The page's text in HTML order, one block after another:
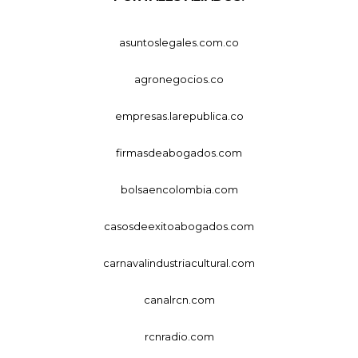
asuntoslegales.com.co
agronegocios.co
empresas.larepublica.co
firmasdeabogados.com
bolsaencolombia.com
casosdeexitoabogados.com
carnavalindustriacultural.com
canalrcn.com
rcnradio.com